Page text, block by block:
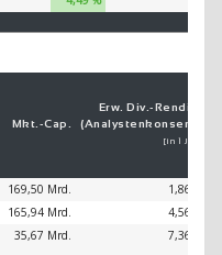
Mkt.-Cap.
Erw. Div.- Ren­di­te
(Analystenkonsens)
[in 1 Jahr]
169,50 Mrd.
1,86 %
165,94 Mrd.
4,56 %
35,67 Mrd. 7,36 %